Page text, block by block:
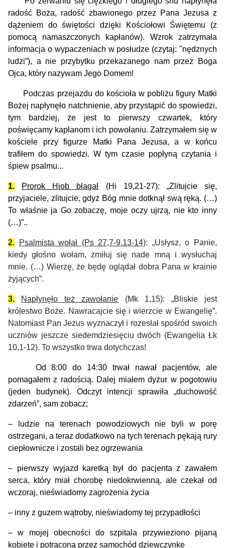
radość Boża, radość zbawionego przez Pana Jezusa z
dążeniem do świętości dzięki Kościołowi Świętemu (z
pomocą namaszczonych kapłanów). Wzrok zatrzymała
informacja o wypaczeniach w posłudze (czytaj: "nędznych
ludzi”), a nie przybytku przekazanego nam przez Boga
Ojca, który nazywam Jego Domem!
Podczas przejazdu do kościoła w pobliżu figury Matki
Bożej napłynęło natchnienie, aby przystąpić do spowiedzi,
tym bardziej, że jest to pierwszy czwartek, który
poświęcamy kapłanom i ich powołaniu. Zatrzymałem się w
kościele przy figurze Matki Pana Jezusa, a w końcu
trafiłem do spowiedzi. W tym czasie popłyną czytania i
śpiew psalmu...
1. Prorok Hiob błagał (Hi 19,21-27): „Zlitujcie się,
przyjaciele, zlitujcie, gdyż Bóg mnie dotknął swą ręką. (…)
To właśnie ja Go zobaczę, moje oczy ujrzą, nie kto inny
(…)”..
2. Psalmista wołał (Ps 27,7-9.13-14): „Usłysz, o Panie,
kiedy głośno wołam, zmiłuj się nade mną i wysłuchaj
mnie. (…) Wierzę, że będę oglądał dobra Pana w krainie
żyjących”.
3. Napłynęło też zawołanie (Mk 1,15): „Bliskie jest
królestwo Boże. Nawracajcie się i wierzcie w Ewangelię”.
Natomiast Pan Jezus wyznaczył i rozesłał spośród swoich
uczniów jeszcze siedemdziesięciu dwóch (Ewangelia Łk
10,1-12). To wszystko trwa dotychczas!
Od 8:00 do 14:30 trwał nawał pacjentów, ale
pomagałem z radością. Dalej miałem dyżur w pogotowiu
(jeden budynek). Odczyt intencji sprawiła „duchowość
zdarzeń”, sam zobacz;
–
ludzie na terenach powodziowych nie byli w porę
ostrzegani, a teraz dodatkowo na tych terenach pękają rury
ciepłownicze i zostali bez ogrzewania
– pierwszy wyjazd karetką był do pacjenta z zawałem
serca, który miał chorobę niedokrwienną, ale czekał od
wczoraj, nieświadomy zagrożenia życia
– inny z guzem wątroby, nieświadomy tej przypadłości
– w mojej obecnoścido szpitala przywieziono pijaną
kobietę i potrąconą przez samochód dziewczynkę